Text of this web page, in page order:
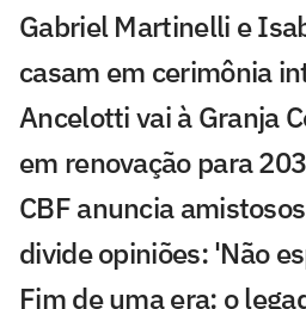
Gabriel Martinelli e
casam em cerimônia
Ancelotti vai à Granja
em renovação para
CBF anuncia
divide opiniões: 'Não
Fim de uma era: o